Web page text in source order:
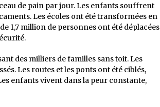
de pain par jour. Les enfants souffrent
Les écoles ont été transformées en
1,7 million de personnes ont été déplacées
des milliers de familles sans toit. Les
Les routes et les ponts ont été ciblés,
enfants vivent dans la peur constante,